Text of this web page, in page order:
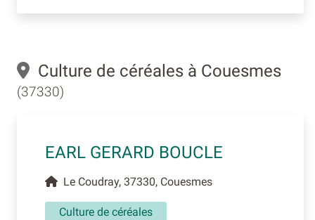
Culture de céréales à Couesmes
(37330)
EARL GERARD BOUCLE
Le Coudray, 37330, Couesmes
Culture de céréales